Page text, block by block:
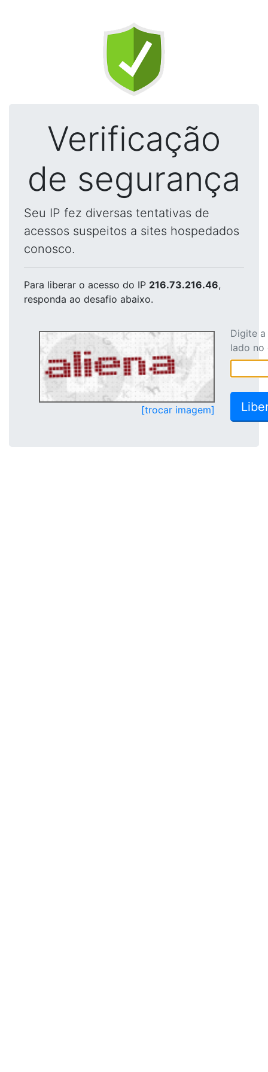
Verificação
de segurança
Seu IP fez diversas tentativas de
acessos suspeitos a sites hospedados
conosco.
Para liberar o acesso do IP 216.73.216.46,
responda ao desafio abaixo.
[trocar imagem]
Digite
lado no